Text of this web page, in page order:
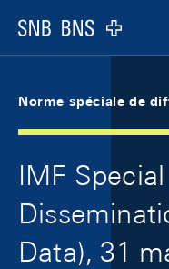
Logo
Norme spéciale de
IMF
Data), 31